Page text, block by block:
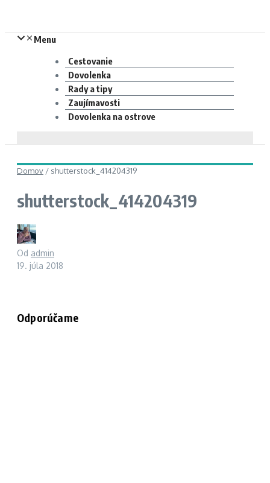
Menu
Cestovanie
Dovolenka
Rady a tipy
Zaujímavosti
Dovolenka na ostrove
Domov / shutterstock_414204319
shutterstock_414204319
Od admin
19. júla 2018
Odporúčame